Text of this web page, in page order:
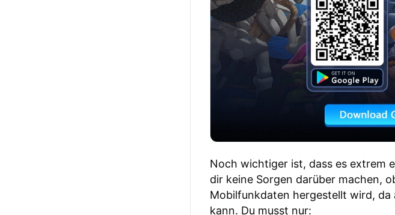
Noch wichtiger ist, dass es extrem
dir keine Sorgen darüber machen,
Mobilfunkdaten hergestellt wird,
kann. Du musst nur: